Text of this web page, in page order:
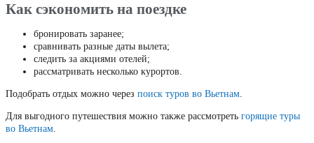
Как сэкономить на поездке
бронировать заранее;
сравнивать разные даты вылета;
следить за акциями отелей;
рассматривать несколько курортов.
Подобрать отдых можно через поиск туров во Вьетнам
Для выгодного путешествия можно также рассмотреть горящие туры
во Вьетнам